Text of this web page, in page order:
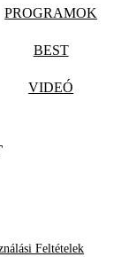
PROGRAMOK
BEST
VIDEÓ
Feltételek